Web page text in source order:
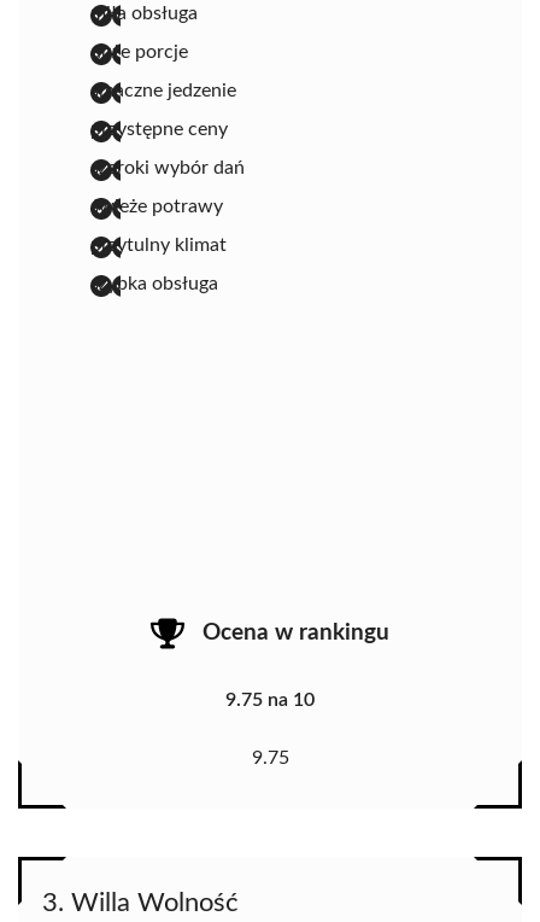
miła obsługa
duże porcje
smaczne jedzenie
przystępne ceny
szeroki wybór dań
świeże potrawy
przytulny klimat
szybka obsługa
Ocena w rankingu
9.75 na 10
9.75
3. Willa Wolność